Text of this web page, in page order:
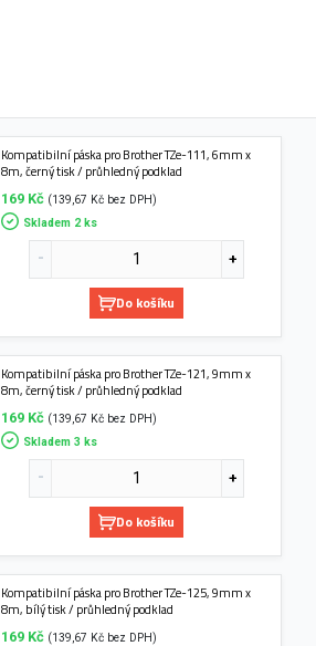
Kompatibilní páska pro Brother TZe-111, 6mm x
8m, černý tisk / průhledný podklad
169 Kč (139,67 Kč bez DPH)
Skladem 2 ks
Do košíku
Kompatibilní páska pro Brother TZe-121, 9mm x
8m, černý tisk / průhledný podklad
169 Kč (139,67 Kč bez DPH)
Skladem 3 ks
Do košíku
Kompatibilní páska pro Brother TZe-125, 9mm x
8m, bílý tisk / průhledný podklad
169 Kč (139,67 Kč bez DPH)